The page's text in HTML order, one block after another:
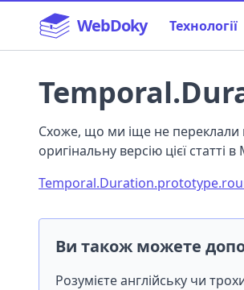
WebDoky Технології
Схоже, що ми іще не переклали
оригінальну версію цієї статті в
Ви також можете
Розумієте англійську чи